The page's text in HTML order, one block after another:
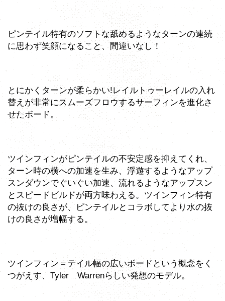
ピンテイル特有のソフトな舐めるようなターンの連続
に思わず笑顔になること、間違いなし！
とにかくターンが柔らかい!レイルトゥーレイルの入れ
替えが非常にスムーズフロウするサーフィンを進化さ
せたボード。
ツインフィンがピンテイルの不安定感を抑えてくれ、
ターン時の横への加速を生み、浮遊するようなアップ
スンダウンでぐいぐい加速、流れるようなアップスン
とスピードビルドが両方味わえる。ツインフィン特有
の抜けの良さが、ピンテイルとコラボしてより水の抜
けの良さが増幅する。
ツインフィン＝テイル幅の広いボードという概念をく
つがえす、Tyler Warrenらしい発想のモデル。